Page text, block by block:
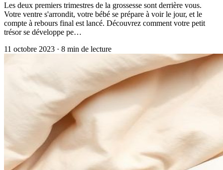
Les deux premiers trimestres de la grossesse sont derrière vous.
Votre ventre s'arrondit, votre bébé se prépare à voir le jour, et le
compte à rebours final est lancé. Découvrez comment votre petit
trésor se développe pe…
11 octobre 2023 · 8 min de lecture